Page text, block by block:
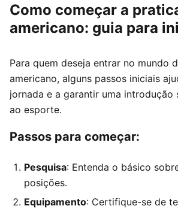
Como começar a
americano: guia para
Para quem deseja entrar no mundo
americano, alguns passos iniciais
jornada e a garantir uma introdução
ao esporte.
Passos para começar:
Pesquisa: Entenda o básico
posições.
Equipamento: Certifique-se de